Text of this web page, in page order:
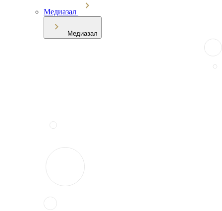
Медиазал
Медиазал